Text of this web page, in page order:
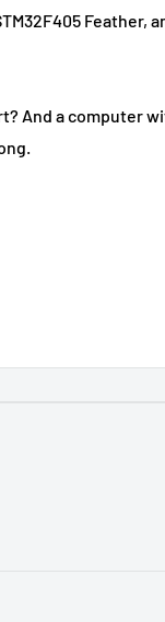
Feather,
And a computer